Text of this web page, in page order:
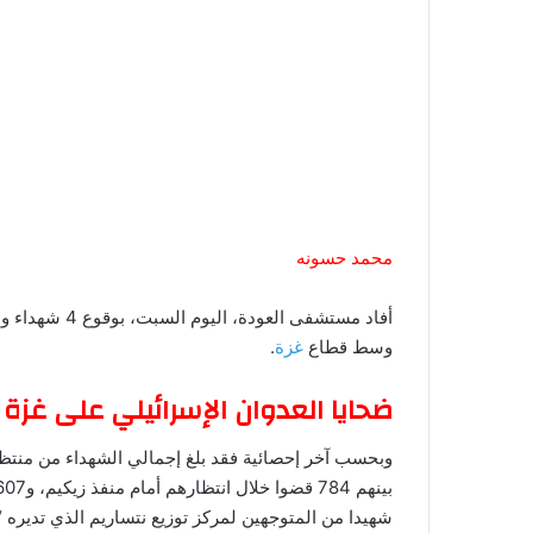
محمد حسونه
وسط قطاع غزة.
ضحايا العدوان الإسرائيلي على
وبحسب آخر إحصائية فقد بلغ إجمالي الشهداء من
شهيدا من المتوجهين لمركز توزيع نتساريم الذي تديره